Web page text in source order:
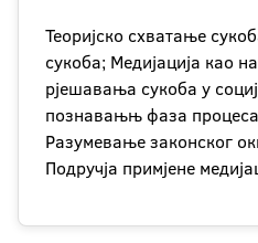
Теоријско схватање
сукоба; Медијација као
рјешавања сукоба у
познавањњ фаза процеса
Разумевање законског
Подручја примјене